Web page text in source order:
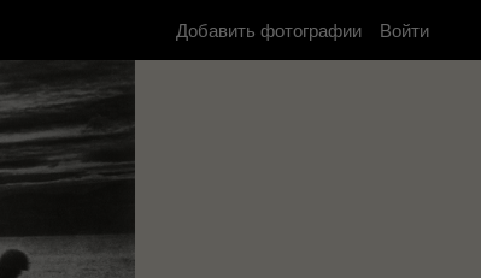
Добавить фотографии Войти